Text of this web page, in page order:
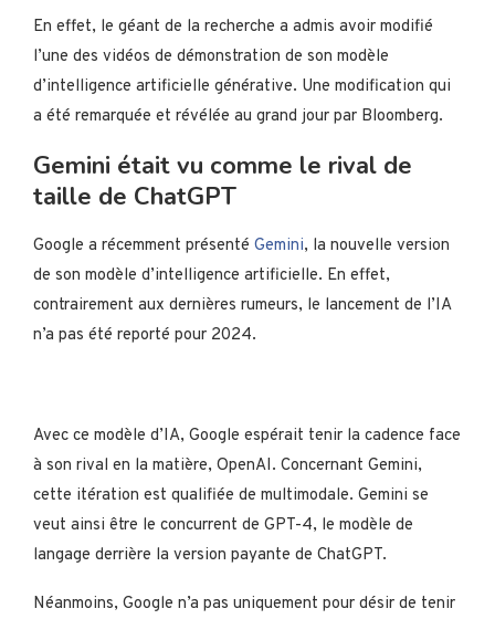
En effet, le géant de la recherche a admis avoir modifié
l’une des vidéos de démonstration de son modèle
d’intelligence artificielle générative. Une modification qui
a été remarquée et révélée au grand jour par Bloomberg.
Gemini était vu comme le rival de
taille de ChatGPT
Google a récemment présenté Gemini, la nouvelle version
de son modèle d’intelligence artificielle. En effet,
contrairement aux dernières rumeurs, le lancement de l’IA
n’a pas été reporté pour 2024.
Avec ce modèle d’IA, Google espérait tenir la cadence face
à son rival en la matière, OpenAI. Concernant Gemini,
cette itération est qualifiée de multimodale. Gemini se
veut ainsi être le concurrent de GPT-4, le modèle de
langage derrière la version payante de ChatGPT.
Néanmoins, Google n’a pas uniquement pour désir de tenir